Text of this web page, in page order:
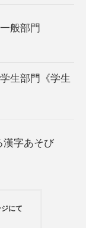
般部門
生部門《学生
漢字あそび
にて